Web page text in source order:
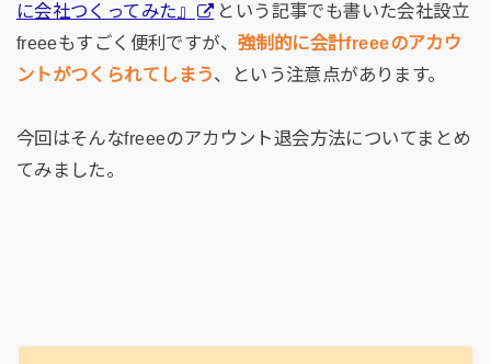
に会社つくってみた』
という記事でも書いた会社設立
freeeもすごく便利ですが、強制的に会計freeeのアカウ
ントがつくられてしまう、という注意点があります。
今回はそんなfreeeのアカウント退会方法についてまとめ
てみました。